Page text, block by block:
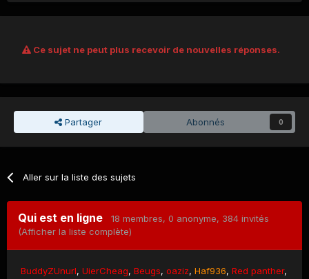
Ce sujet ne peut plus recevoir de nouvelles réponses.
Partager Abonnés 0
Aller sur la liste des sujets
Qui est en ligne 18 membres, 0 anonyme, 384 invités
(Afficher la liste complète)
BuddyZUnurl UierCheag Beugs oaziz Haf936 Red panther